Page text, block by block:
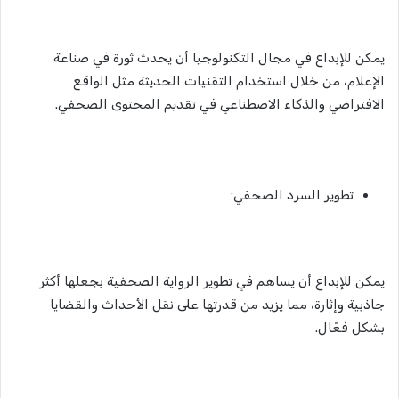
يمكن للإبداع في مجال التكنولوجيا أن يحدث ثورة في صناعة
الإعلام، من خلال استخدام التقنيات الحديثة مثل الواقع
الافتراضي والذكاء الاصطناعي في تقديم المحتوى الصحفي.
تطوير السرد الصحفي:
يمكن للإبداع أن يساهم في تطوير الرواية الصحفية بجعلها أكثر
جاذبية وإثارة، مما يزيد من قدرتها على نقل الأحداث والقضايا
بشكل فعّال.